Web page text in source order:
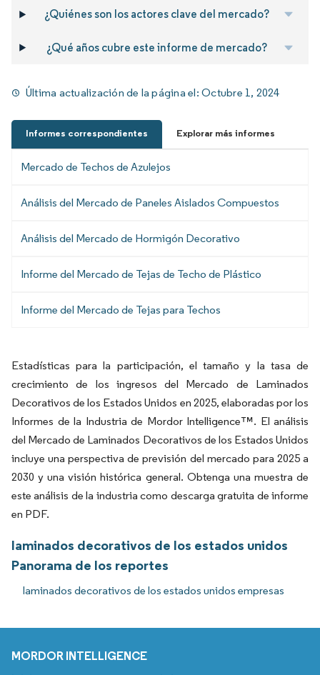
¿Quiénes son los actores clave del mercado?
¿Qué años cubre este informe de mercado?
Última actualización de la página el:Octubre 1, 2024
Informes correspondientes Explorar más informes
Mercado de Techos de Azulejos
Análisis del Mercado de Paneles Aislados Compuestos
Análisis del Mercado de Hormigón Decorativo
Informe del Mercado de Tejas de Techo de Plástico
Informe del Mercado de Tejas para Techos
Estadísticas para la participación, el tamaño y la tasa de
crecimiento de los ingresos del Mercado de Laminados
Decorativos de los Estados Unidos en 2025, elaboradas por los
Informes de la Industria de Mordor Intelligence™. El análisis
del Mercado de Laminados Decorativos de los Estados Unidos
incluye una perspectiva de previsión del mercado para 2025 a
2030 y una visión histórica general. Obtenga una muestra de
este análisis de la industria como descarga gratuita de informe
en PDF.
laminados decorativos de los estados unidos
Panorama de los reportes
laminados decorativos de los estados unidos empresas
MORDOR INTELLIGENCE